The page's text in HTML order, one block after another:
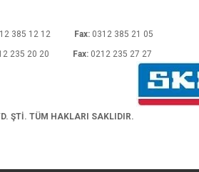
385 12 12 Fax: 0312 385 21 05
235 20 20 Fax: 0212 235 27 27
ŞTİ. TÜM HAKLARI SAKLIDIR.